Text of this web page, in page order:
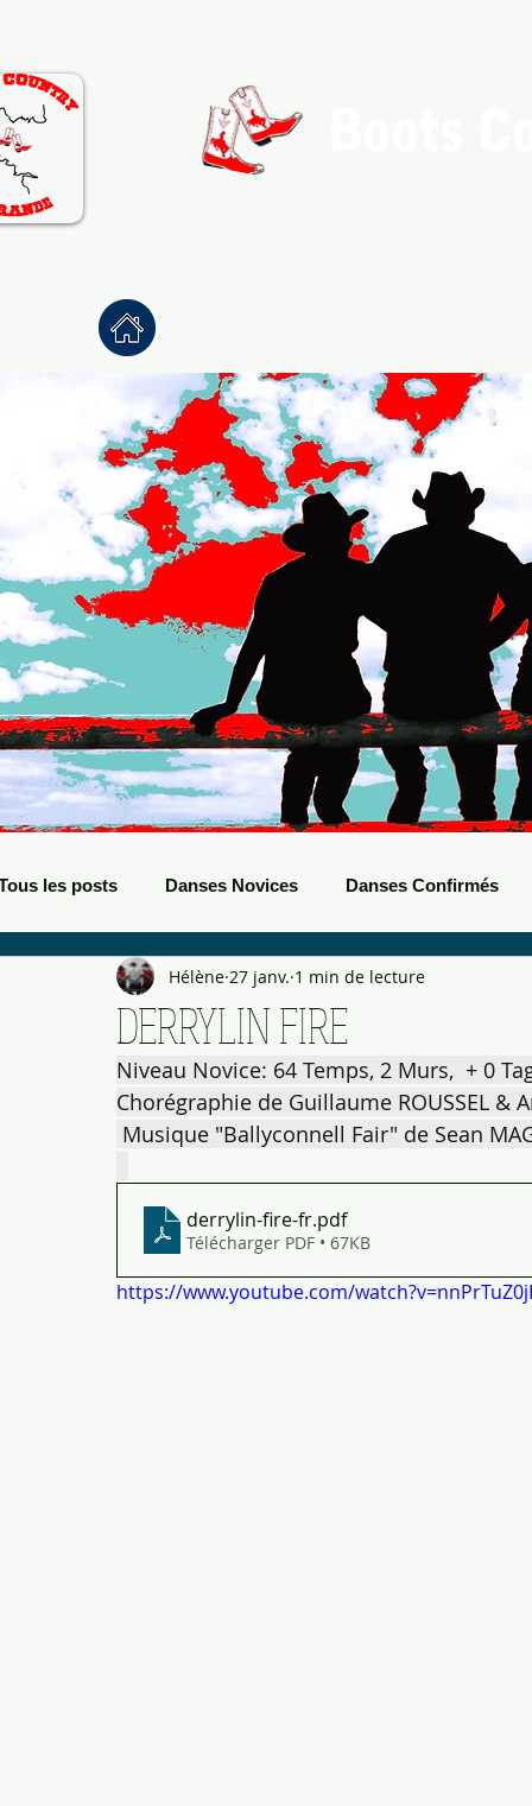
les posts Danses Novices Danses Confirmés
Danses Débutants Evènements Boots
DERRYLIN FIRE
Hélène 27 janv. 1 min de lecture
Niveau Novice: 64 Temps, 2 Murs,  + 0
Chorégraphie de Guillaume ROUSSEL &
Musique "Ballyconnell Fair" de Sean
derrylin-fire-fr.pdf
Télécharger PDF • 67KB
https://www.youtube.com/